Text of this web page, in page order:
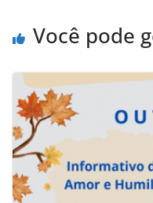
Você pode